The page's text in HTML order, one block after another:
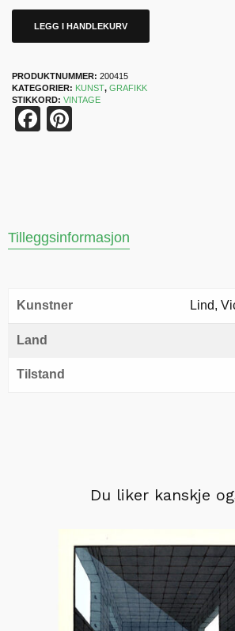
LEGG I HANDLEKURV
PRODUKTNUMMER: 200415
KATEGORIER: KUNST, GRAFIKK
STIKKORD: VINTAGE
Facebook
Tilleggsinformasjon
Kunstner Lind,
Land
Tilstand
Du liker kanskje